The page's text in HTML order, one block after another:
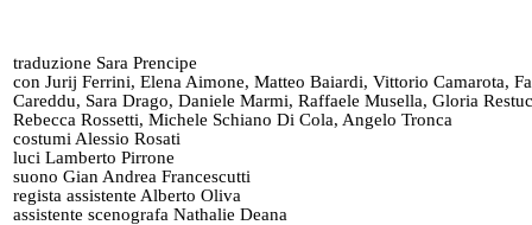
traduzione Sara Prencipe
con Jurij Ferrini, Elena Aimone, Matteo Baiardi, Vittorio Camarota,
Careddu, Sara Drago, Daniele Marmi, Raffaele Musella, Gloria
Rebecca Rossetti, Michele Schiano Di Cola, Angelo Tronca
costumi Alessio Rosati
luci Lamberto Pirrone
suono Gian Andrea Francescutti
regista assistente Alberto Oliva
assistente scenografa Nathalie Deana